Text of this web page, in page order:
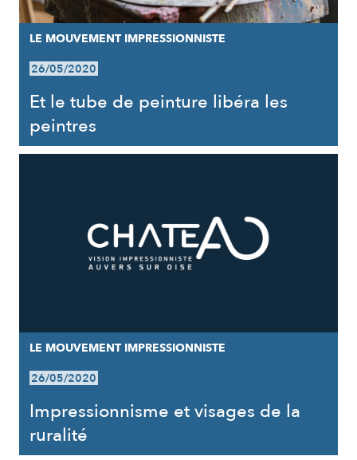
LE MOUVEMENT IMPRESSIONNISTE
26/05/2020
Et le tube de peinture libéra les
peintres
LE MOUVEMENT IMPRESSIONNISTE
26/05/2020
Impressionnisme et visages de la
ruralité